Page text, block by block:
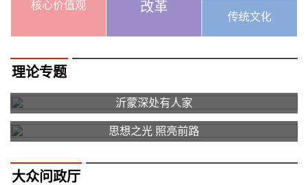
核心价值观
改革
传统文化
理论专题
沂蒙深处有人家
思想之光 照亮前路
大众问政厅